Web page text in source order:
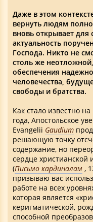
Даже в этом
вернуть людям
вновь открывает
актуальность
Господа. Никто не
столь же
обеспечения
человечества,
свободы и братства.
Как стало известно
года, Апостольское
Evangelii Gaudium
решающую точку
содержание, но
сердце христианской
(Письмо кардиналам ,
призываю вас
работе на всех
которая является
керигматической,
способной